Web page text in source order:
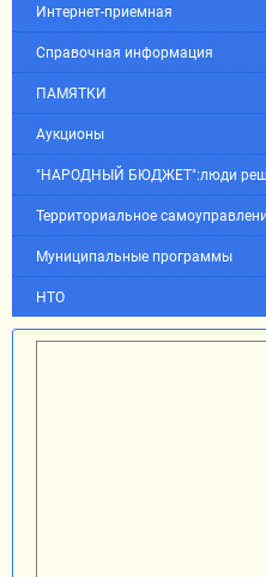
Интернет-приемная
Справочная информация
ПАМЯТКИ
Аукционы
"НАРОДНЫЙ БЮДЖЕТ":люди
Территориальное
Муниципальные программы
НТО